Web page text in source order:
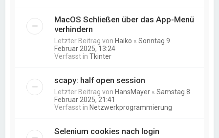
MacOS Schließen über das App-Menü
verhindern
Letzter Beitrag von Haiko «Sonntag 9.
Februar 2025, 13:24
Verfasst inTkinter
scapy: half open session
Letzter Beitrag von HansMayer «Samstag 8.
Februar 2025, 21:41
Verfasst in Netzwerkprogrammierung
Selenium cookies nach login